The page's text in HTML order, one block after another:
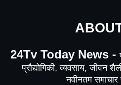
24Tv Today News -
प्रौद्योगिकी, व्यवसाय, जीवन
नवीनतम समाचार